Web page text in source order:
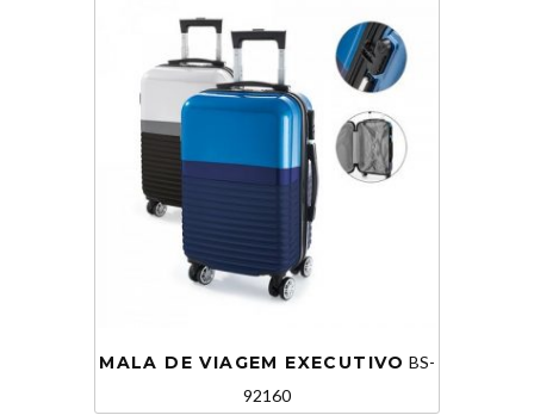
MALA DE VIAGEM EXECUTIVO BS-
92160